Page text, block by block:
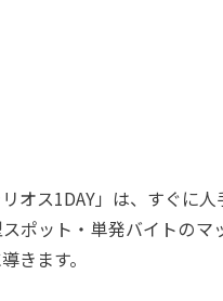
オス1DAY」は、すぐに
ポット・単発バイトの
きます。